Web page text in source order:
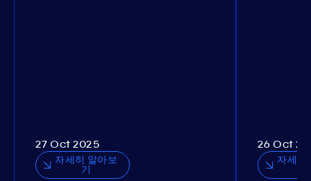
27 Oct 2025
자세히 알아보
기
26 Oct
자세히